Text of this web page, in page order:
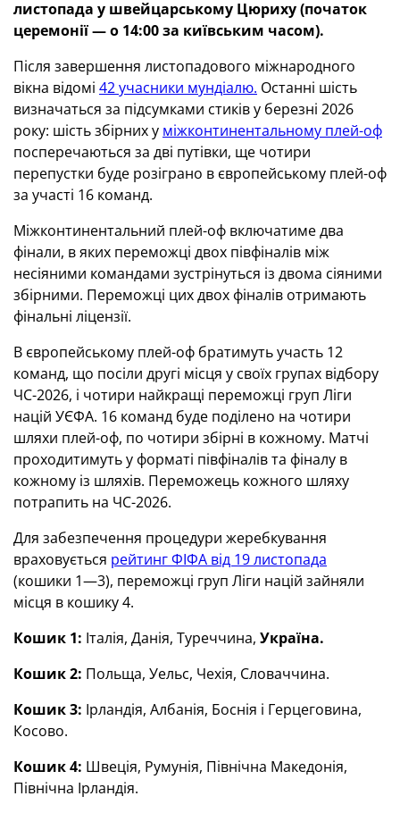
листопада у швейцарському Цюриху (початок
церемонії — о 14:00 за київським часом).
Після завершення листопадового міжнародного
вікна відомі 42 учасники мундіалю. Останні шість
визначаться за підсумками стиків у березні 2026
року: шість збірних у міжконтинентальному плей-оф
посперечаються за дві путівки, ще чотири
перепустки буде розіграно в європейському плей-оф
за участі 16 команд.
Міжконтинентальний плей-оф включатиме два
фінали, в яких переможці двох півфіналів між
несіяними командами зустрінуться із двома сіяними
збірними. Переможці цих двох фіналів отримають
фінальні ліцензії.
В європейському плей-оф братимуть участь 12
команд, що посіли другі місця у своїх групах відбору
ЧС-2026, і чотири найкращі переможці груп Ліги
націй УЄФА. 16 команд буде поділено на чотири
шляхи плей-оф, по чотири збірні в кожному. Матчі
проходитимуть у форматі півфіналів та фіналу в
кожному із шляхів. Переможець кожного шляху
потрапить на ЧС-2026.
Для забезпечення процедури жеребкування
враховується рейтинг ФІФА від 19 листопада
(кошики 1—3), переможці груп Ліги націй зайняли
місця в кошику 4.
Кошик 1: Італія, Данія, Туреччина, Україна.
Кошик 2: Польща, Уельс, Чехія, Словаччина.
Кошик 3: Ірландія, Албанія, Боснія і Герцеговина,
Косово.
Кошик 4: Швеція, Румунія, Північна Македонія,
Північна Ірландія.